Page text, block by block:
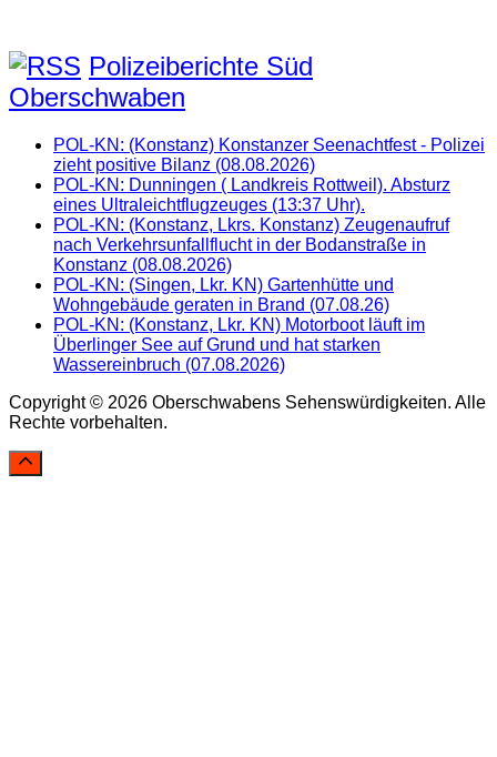
Polizeiberichte Süd
Oberschwaben
POL-KN: (Konstanz) Konstanzer Seenachtfest - Polizei
zieht positive Bilanz (08.08.2026)
POL-KN: Dunningen ( Landkreis Rottweil). Absturz
eines Ultraleichtflugzeuges (13:37 Uhr).
POL-KN: (Konstanz, Lkrs. Konstanz) Zeugenaufruf
nach Verkehrsunfallflucht in der Bodanstraße in
Konstanz (08.08.2026)
POL-KN: (Singen, Lkr. KN) Gartenhütte und
Wohngebäude geraten in Brand (07.08.26)
POL-KN: (Konstanz, Lkr. KN) Motorboot läuft im
Überlinger See auf Grund und hat starken
Wassereinbruch (07.08.2026)
Copyright © 2026 Oberschwabens Sehenswürdigkeiten. Alle
Rechte vorbehalten.